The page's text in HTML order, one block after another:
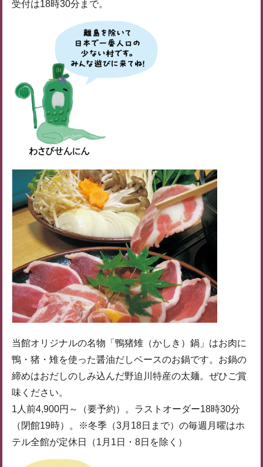
受付は18時30分まで。
当館オリジナルの名物「鴨猪雉（かしき）鍋」はお肉に
鴨・猪・雉を使った醤油だしベースのお鍋です。お鍋の
締めはおだしのしみ込んだ野迫川特産の太麺。ぜひご賞
味ください。
1人前4,900円～（要予約）。ラストオーダー18時30分
（閉館19時）。※冬季（3月18日まで）の毎週月曜はホ
テル全館が定休日（1月1日・8日を除く）